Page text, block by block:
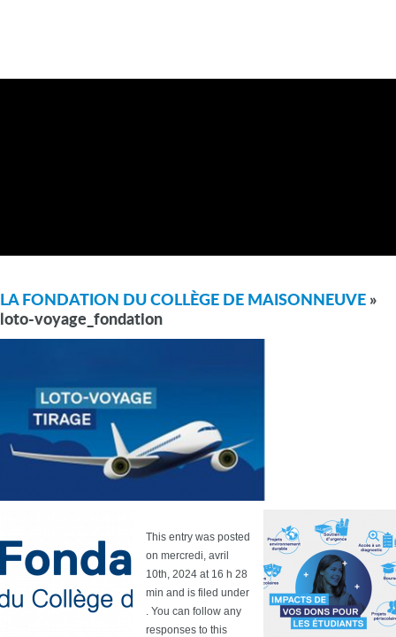
LA FONDATION DU COLLÈGE DE MAISONNEUVE »
loto-voyage_fondation
This entry was posted
on mercredi, avril
10th, 2024 at 16 h 28
min and is filed under
. You can follow any
responses to this